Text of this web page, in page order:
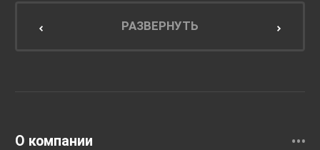
Мебель для кухниРАЗВЕРНУТЬ
О компании